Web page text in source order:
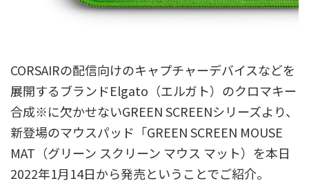
CORSAIRの配信向けのキャプチャーデバイスなどを
展開するブランドElgato（エルガト）のクロマキー
合成※に欠かせないGREEN SCREENシリーズより、
新登場のマウスパッド「GREEN SCREEN MOUSE
MAT（グリーン スクリーン マウス マット）を本日
2022年1月14日から発売ということでご紹介。